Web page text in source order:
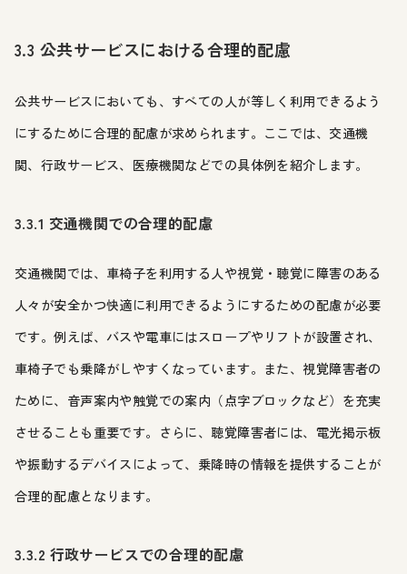
3.3 公共サービスにおける合理的配慮
公共サービスにおいても、すべての人が等しく利用できるよう
にするために合理的配慮が求められます。ここでは、交通機
関、行政サービス、医療機関などでの具体例を紹介します。
3.3.1 交通機関での合理的配慮
交通機関では、車椅子を利用する人や視覚・聴覚に障害のある
人々が安全かつ快適に利用できるようにするための配慮が必要
です。例えば、バスや電車にはスロープやリフトが設置され、
車椅子でも乗降がしやすくなっています。また、視覚障害者の
ために、音声案内や触覚での案内（点字ブロックなど）を充実
させることも重要です。さらに、聴覚障害者には、電光掲示板
や振動するデバイスによって、乗降時の情報を提供することが
合理的配慮となります。
3.3.2 行政サービスでの合理的配慮